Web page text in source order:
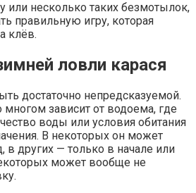
или несколько таких безмотылок,
правильную игру, которая
клёв.
ловли карася
достаточно непредсказуемой.
зависит от водоема, где
воды или условия обитания
В некоторых он может
в других — только в начале или
может вообще не